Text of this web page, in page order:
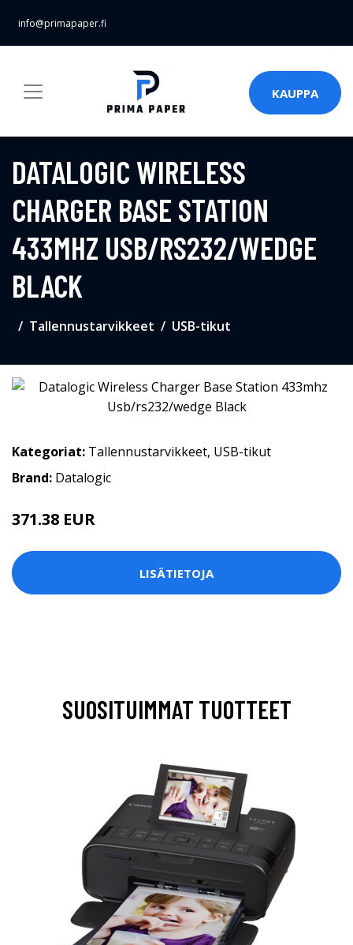
info@primapaper.fi
KAUPPA
DATALOGIC WIRELESS
CHARGER BASE STATION
433MHZ USB/RS232/WEDGE
BLACK
Tallennustarvikkeet USB-tikut
Kategoriat: Tallennustarvikkeet, USB-tikut
Brand: Datalogic
371.38 EUR
LISÄTIETOJA
SUOSITUIMMAT TUOTTEET